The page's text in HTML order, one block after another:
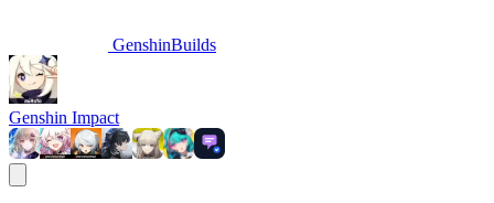
GenshinBuilds
Genshin Impact